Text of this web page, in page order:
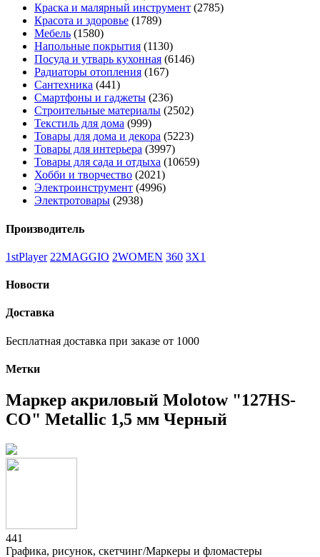
Краска и малярный инструмент (2785)
Красота и здоровье (1789)
Мебель (1580)
Напольные покрытия (1130)
Посуда и утварь кухонная (6146)
Радиаторы отопления (167)
Сантехника (441)
Смартфоны и гаджеты (236)
Строительные материалы (2502)
Текстиль для дома (999)
Товары для дома и декора (5223)
Товары для интерьера (3997)
Товары для сада и отдыха (10659)
Хобби и творчество (2021)
Электроинструмент (4996)
Электротовары (2938)
Производитель
1stPlayer 22MAGGIO 2WOMEN 360 3X1
Новости
Доставка
Бесплатная доставка при заказе от 1000
Метки
Маркер акриловый Molotow "127HS-
CO" Metallic 1,5 мм Черный
441
Графика, рисунок, скетчинг/Маркеры и фломастеры